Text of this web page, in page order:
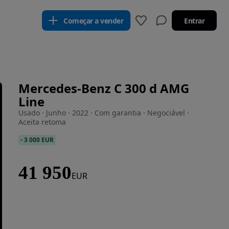
Começar a vender Entrar
Mercedes-Benz C 300 d AMG
Line
Usado · Junho · 2022 · Com garantia · Negociável ·
Aceita retoma
-3 000 EUR
41 950EUR